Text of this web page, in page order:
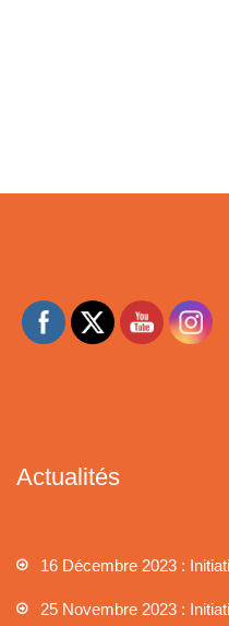
Actualités
16 Décembre 2023 :
25 Novembre 2023 :